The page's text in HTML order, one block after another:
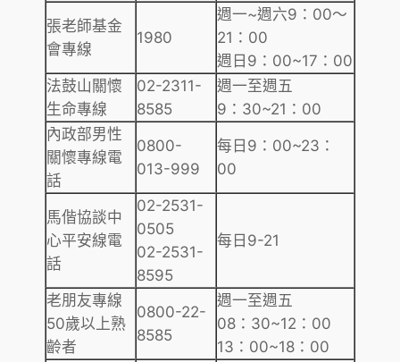
張老師基金
會專線
1980
週一~週六9：00～
21：00
週日9：00~17：00
法鼓山關懷
生命專線
02-2311-
8585
週一至週五
9：30~21：00
內政部男性
關懷專線電
話
0800-
013-999
每日9：00~23：
00
馬偕協談中
心平安線電
話
02-2531-
0505
02-2531-
8595
每日9-21
老朋友專線
50歲以上熟
齡者
0800-22-
8585
週一至週五
08：30~12：00
13：00~18：00